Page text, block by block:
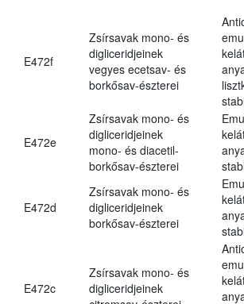
E472f
Zsírsavak mono- és
digliceridjeinek
vegyes ecetsav- és
borkősav-észterei
E472e
Zsírsavak mono- és
digliceridjeinek
mono- és diacetil-
borkősav-észterei
E472d
Zsírsavak mono- és
digliceridjeinek
borkősav-észterei
E472c
Zsírsavak mono- és
digliceridjeinek